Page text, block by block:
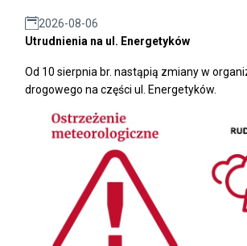
2026-08-06
Utrudnienia na ul. Energetyków
Od 10 sierpnia br. nastąpią zmiany w
drogowego na części ul. Energetyków.